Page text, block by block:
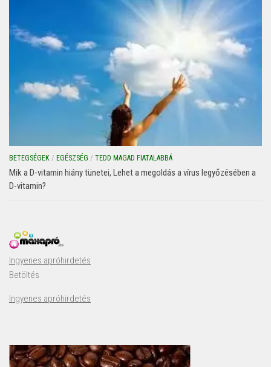
BETEGSÉGEK / EGÉSZSÉG / TEDD MAGAD FIATALABBÁ
Mik a D-vitamin hiány tünetei, Lehet a megoldás a vírus legyőzésében a
D-vitamin?
Ingyenes apróhirdetés
Betöltés
Ingyenes apróhirdetés